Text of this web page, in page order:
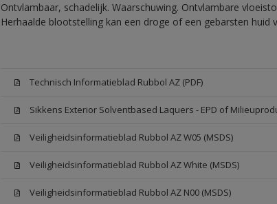
Ontvlambaar, schadelijk. Waarschuwing. Ontvlambare
Herhaalde blootstelling kan een droge of een gebarsten huid
Technisch Informatieblad Rubbol AZ (PDF)
Sikkens Exterior Solventbased Laquers - EPD of
Veiligheidsinformatieblad Rubbol AZ W05 (MSDS)
Veiligheidsinformatieblad Rubbol AZ White (MSDS)
Veiligheidsinformatieblad Rubbol AZ N00 (MSDS)